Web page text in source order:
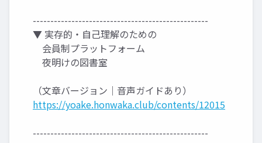
--------------------------------------------------
▼ 実存的・自己理解のための
会員制プラットフォーム
夜明けの図書室
（文章バージョン｜音声ガイドあり）
https://yoake.honwaka.club/contents/12015
--------------------------------------------------